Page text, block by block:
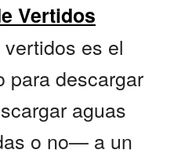
Vertidos
es el
para descargar
aguas
o no— a un